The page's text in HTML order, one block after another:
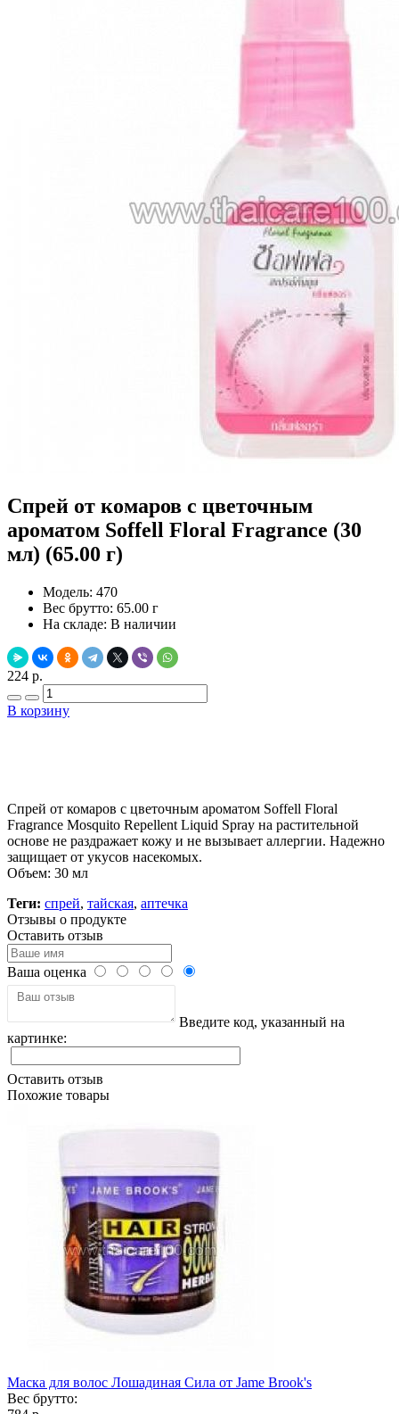
Спрей от комаров с цветочным
ароматом Soffell Floral Fragrance (30
мл) (65.00 г)
Модель: 470
Вес брутто: 65.00 г
На складе: В наличии
224 р.
В корзину
Спрей от комаров с цветочным ароматом Soffell Floral
Fragrance Mosquito Repellent Liquid Spray на растительной
основе не раздражает кожу и не вызывает аллергии. Надежно
защищает от укусов насекомых.
Объем: 30 мл
Теги: спрей, тайская, аптечка
Отзывы о продукте
Оставить отзыв
Ваша оценка
Введите код, указанный на
картинке:
Оставить отзыв
Похожие товары
Маска для волос Лошадиная Сила от Jame Brook's
Вес брутто: